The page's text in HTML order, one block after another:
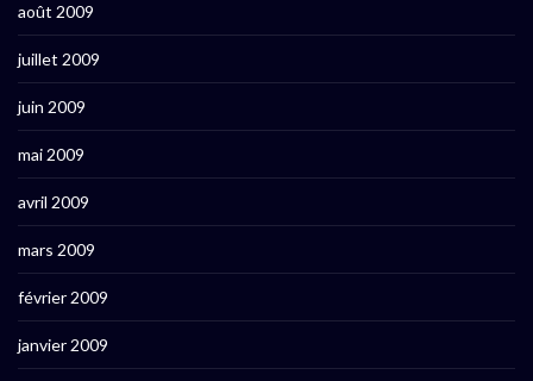
août 2009
juillet 2009
juin 2009
mai 2009
avril 2009
mars 2009
février 2009
janvier 2009